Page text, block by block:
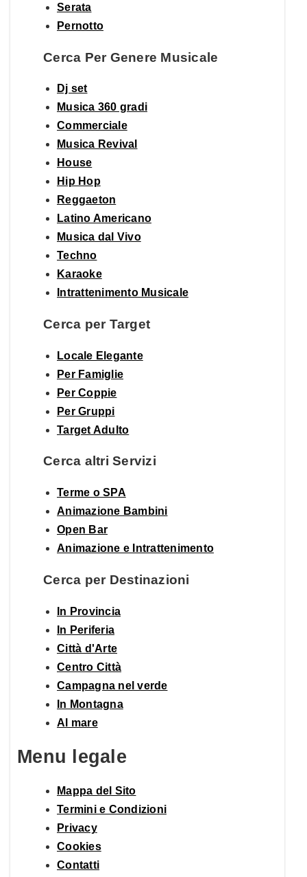
Serata
Pernotto
Cerca Per Genere Musicale
Dj set
Musica 360 gradi
Commerciale
Musica Revival
House
Hip Hop
Reggaeton
Latino Americano
Musica dal Vivo
Techno
Karaoke
Intrattenimento Musicale
Cerca per Target
Locale Elegante
Per Famiglie
Per Coppie
Per Gruppi
Target Adulto
Cerca altri Servizi
Terme o SPA
Animazione Bambini
Open Bar
Animazione e Intrattenimento
Cerca per Destinazioni
In Provincia
In Periferia
Città d'Arte
Centro Città
Campagna nel verde
In Montagna
Al mare
Menu legale
Mappa del Sito
Termini e Condizioni
Privacy
Cookies
Contatti